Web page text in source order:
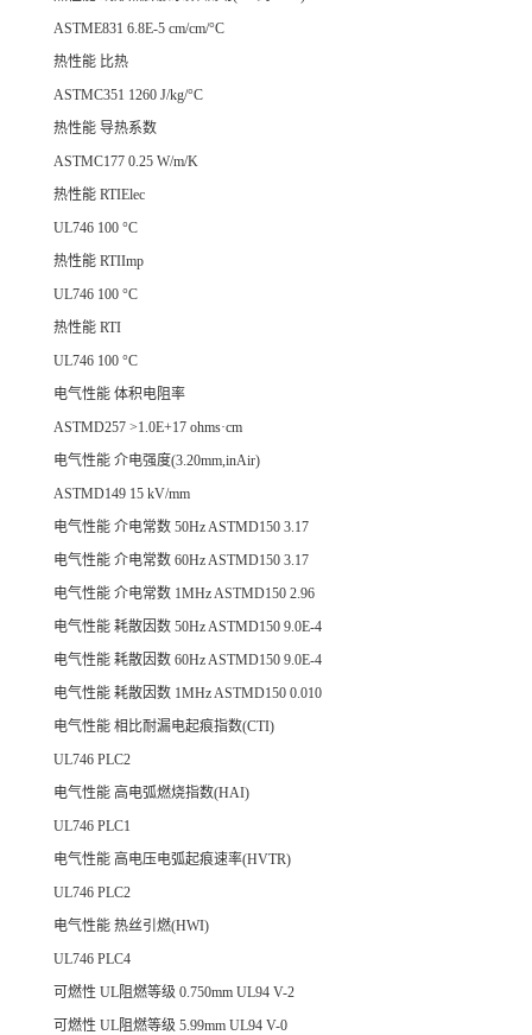
ASTME831 6.8E-5 cm/cm/°C
热性能 比热
ASTMC351 1260 J/kg/°C
热性能 导热系数
ASTMC177 0.25 W/m/K
热性能 RTIElec
UL746 100 °C
热性能 RTIImp
UL746 100 °C
热性能 RTI
UL746 100 °C
电气性能 体积电阻率
ASTMD257 >1.0E+17 ohms·cm
电气性能 介电强度(3.20mm,inAir)
ASTMD149 15 kV/mm
电气性能 介电常数 50Hz ASTMD150 3.17
电气性能 介电常数 60Hz ASTMD150 3.17
电气性能 介电常数 1MHz ASTMD150 2.96
电气性能 耗散因数 50Hz ASTMD150 9.0E-4
电气性能 耗散因数 60Hz ASTMD150 9.0E-4
电气性能 耗散因数 1MHz ASTMD150 0.010
电气性能 相比耐漏电起痕指数(CTI)
UL746 PLC2
电气性能 高电弧燃烧指数(HAI)
UL746 PLC1
电气性能 高电压电弧起痕速率(HVTR)
UL746 PLC2
电气性能 热丝引燃(HWI)
UL746 PLC4
可燃性 UL阻燃等级 0.750mm UL94 V-2
可燃性 UL阻燃等级 5.99mm UL94 V-0